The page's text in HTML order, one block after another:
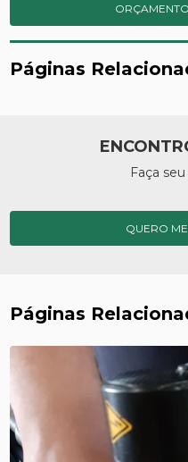
Páginas
Faça
QUERO
Páginas